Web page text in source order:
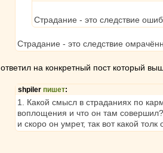
Страдание - это следствие
Страдание - это следствие
ответил на конкретный пост который
shpiler пишет:
1. Какой смысл в страданиях по
воплощения и что он там совершил?
и скоро он умрет, так вот какой толк